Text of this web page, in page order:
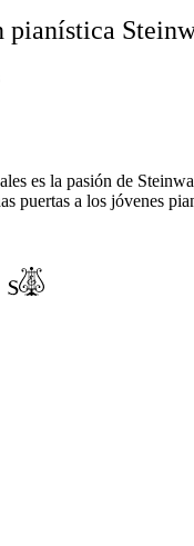
pianística
es la pasión de
puertas a los jóvenes